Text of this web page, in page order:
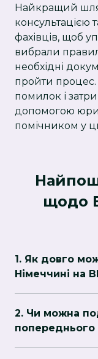
Найкращий
фахівців, щоб
вибрали
необхідні
пройти процес.
помилок і
допомогою
помічником у
щодо
1. Як довго
Німеччині на
мети
закінчення
заявку на
2. Чи можна
попереднього